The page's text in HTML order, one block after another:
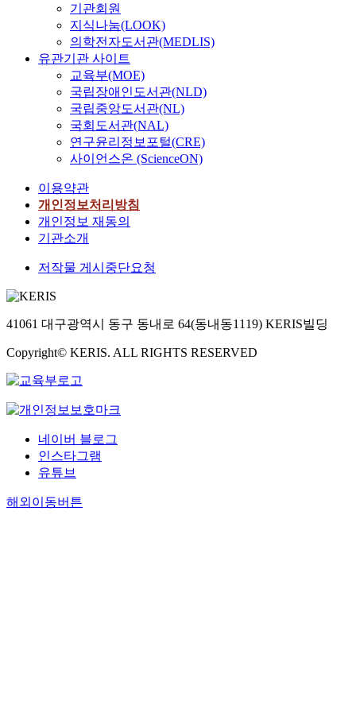
기관회원
지식나눔(LOOK)
의학전자도서관(MEDLIS)
유관기관 사이트
교육부(MOE)
국립장애인도서관(NLD)
국립중앙도서관(NL)
국회도서관(NAL)
연구윤리정보포털(CRE)
사이언스온 (ScienceON)
이용약관
개인정보처리방침
개인정보 재동의
기관소개
저작물 게시중단요청
41061 대구광역시 동구 동내로 64(동내동1119) KERIS빌딩
Copyright© KERIS. ALL RIGHTS RESERVED
네이버 블로그
인스타그램
유튜브
해외이동버튼